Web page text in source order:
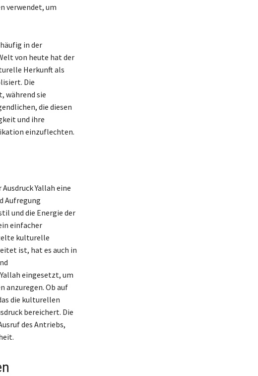
verwendet, um
in der
von heute hat der
Herkunft als
Die
während sie
die diesen
und ihre
einzuflechten.
Yallah eine
Aufregung
und die Energie der
einfacher
kulturelle
ist, hat es auch in
eingesetzt, um
anzuregen. Ob auf
die kulturellen
bereichert. Die
des Antriebs,